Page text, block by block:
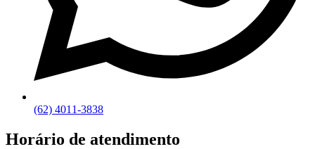
(62) 4011-3838
Horário de atendimento